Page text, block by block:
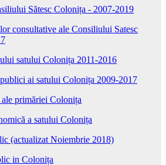
Sătesc Colonița - 2007-2019
consultative ale Consiliului Satesc
satului Colonița 2011-2016
ai satului Colonița 2009-2017
primăriei Colonița
a satului Colonița
(actualizat Noiembrie 2018)
in Colonița